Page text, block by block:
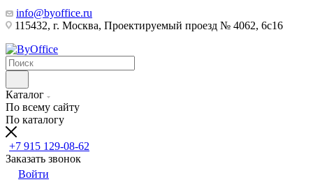
info@byoffice.ru
115432, г. Москва, Проектируемый проезд № 4062, 6с16
Каталог
По всему сайту
По каталогу
+7 915 129-08-62
Заказать звонок
Войти